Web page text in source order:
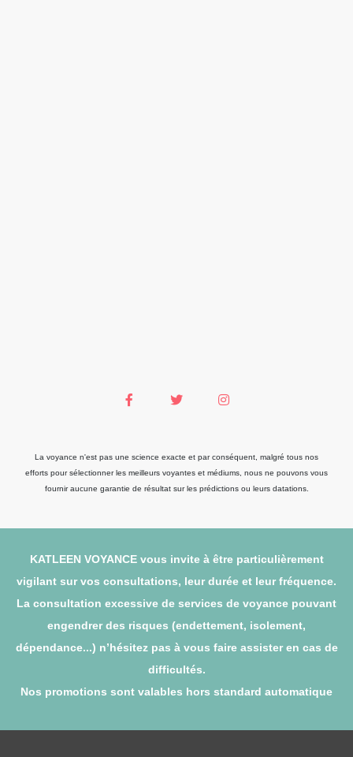
La voyance n'est pas une science exacte et par conséquent, malgré tous nos
efforts pour sélectionner les meilleurs voyantes et médiums, nous ne pouvons vous
fournir aucune garantie de résultat sur les prédictions ou leurs datations.
KATLEEN VOYANCE vous invite à être particulièrement
vigilant sur vos consultations, leur durée et leur fréquence.
La consultation excessive de services de voyance pouvant
engendrer des risques (endettement, isolement,
dépendance...) n’hésitez pas à vous faire assister en cas de
difficultés.
Nos promotions sont valables hors standard automatique